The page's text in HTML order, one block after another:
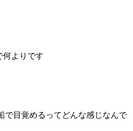
何よりです
で目覚めるってどんな感じなんで